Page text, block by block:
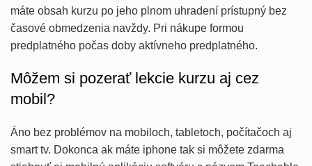
máte obsah kurzu po jeho plnom uhradení prístupný bez
časové obmedzenia navždy. Pri nákupe formou
predplatného počas doby aktívneho predplatného.
Môžem si pozerať lekcie kurzu aj cez
mobil?
Áno bez problémov na mobiloch, tabletoch, počítačoch aj
smart tv. Dokonca ak máte iphone tak si môžete zdarma